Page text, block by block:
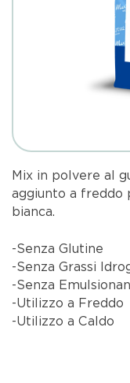
Mix in polvere al
aggiunto a freddo
bianca.
-Senza Glutine
-Senza Grassi
-Senza
-Utilizzo a Freddo
-Utilizzo a Caldo